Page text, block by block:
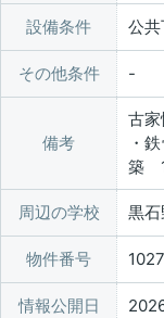
設備条件 公
その他条件
備考
古
・
築
周辺の学校 黒
物件番号
情報公開日